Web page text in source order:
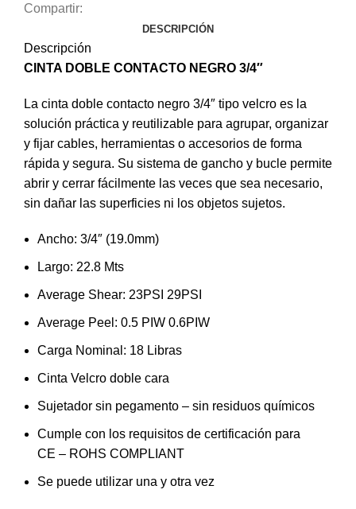
Compartir:
DESCRIPCIÓN
Descripción
CINTA DOBLE CONTACTO NEGRO 3/4″
La cinta doble contacto negro 3/4″ tipo velcro es la
solución práctica y reutilizable para agrupar, organizar
y fijar cables, herramientas o accesorios de forma
rápida y segura. Su sistema de gancho y bucle permite
abrir y cerrar fácilmente las veces que sea necesario,
sin dañar las superficies ni los objetos sujetos.
Ancho: 3/4″ (19.0mm)
Largo: 22.8 Mts
Average Shear: 23PSI 29PSI
Average Peel: 0.5 PIW 0.6PIW
Carga Nominal: 18 Libras
Cinta Velcro doble cara
Sujetador sin pegamento – sin residuos químicos
Cumple con los requisitos de certificación para
CE – ROHS COMPLIANT
Se puede utilizar una y otra vez